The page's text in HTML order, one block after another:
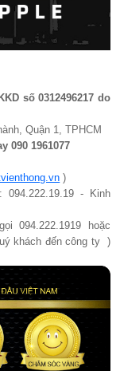
số 0312496217 do
Quận 1, TPHCM
090 1961077​
)
094.222.19.19 - Kinh
094.222.1919 hoặc
khách đến công ty )